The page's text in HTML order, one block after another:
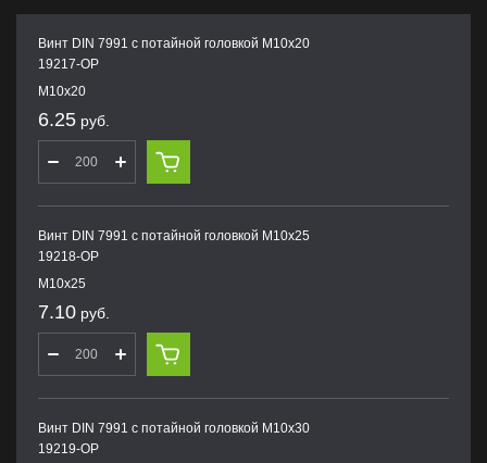
Винт DIN 7991 с потайной головкой M10х20
19217-OP
M10х20
6.25 руб.
Винт DIN 7991 с потайной головкой M10х25
19218-OP
M10х25
7.10 руб.
Винт DIN 7991 с потайной головкой M10х30
19219-OP